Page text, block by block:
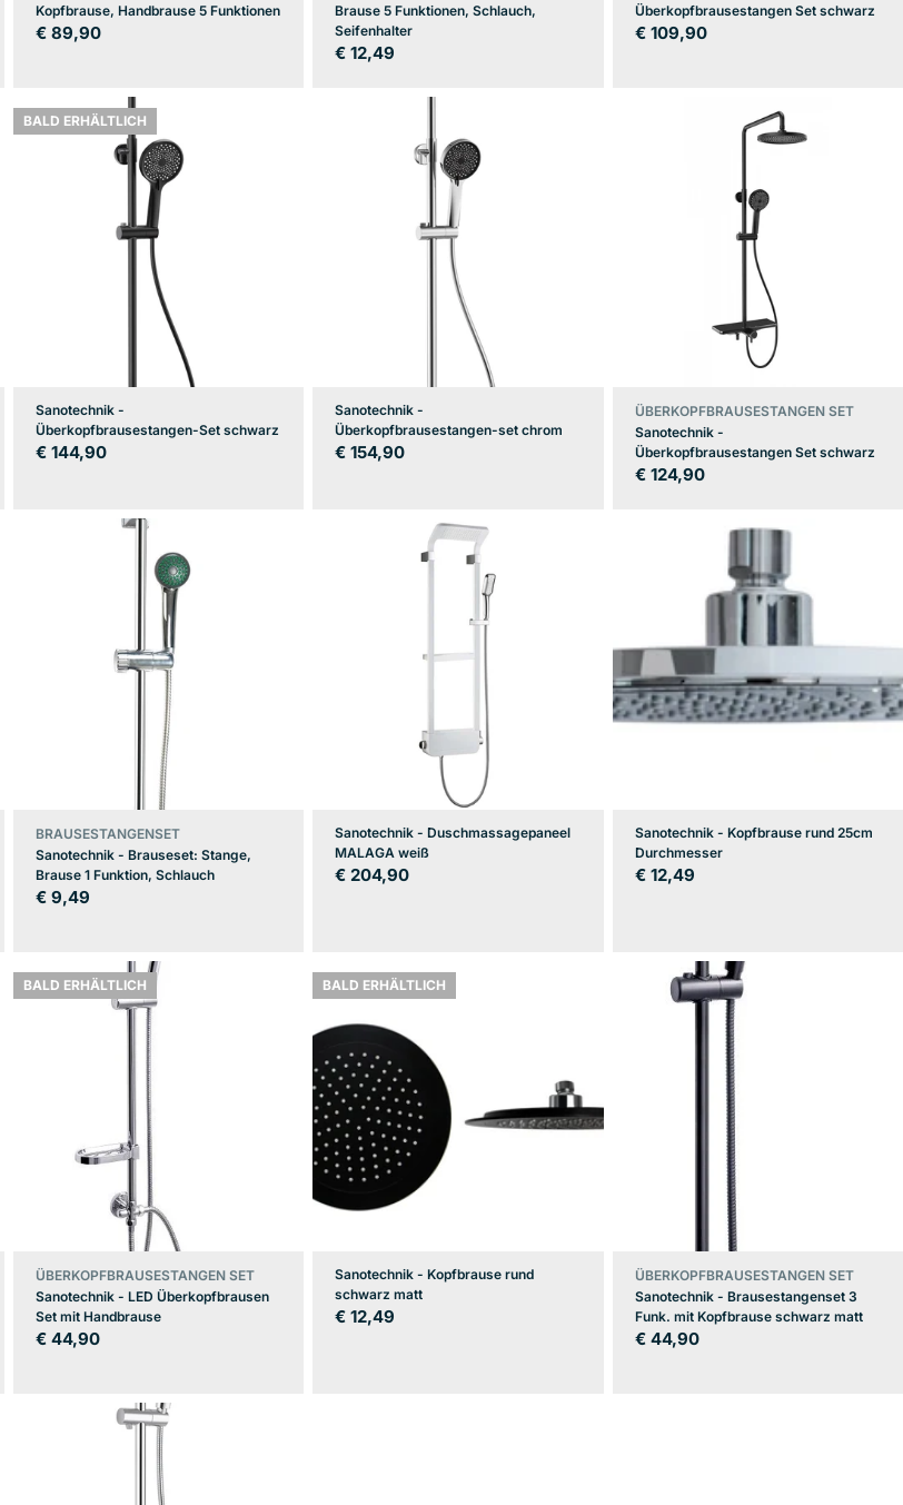
Kopfbrause, Handbrause 5 Funktionen
Regulärer
€ 89,90
Brause 5 Funktionen, Schlauch,
Seifenhalter
Regulärer
€ 12,49
Überkopfbrausestangen Set schwarz
Regulärer
€ 109,90
BALD ERHÄLTLICH
Sanotechnik -
Überkopfbrausestangen-Set schwarz
Regulärer
€ 144,90
Sanotechnik -
Überkopfbrausestangen-set chrom
Regulärer
€ 154,90
ÜBERKOPFBRAUSESTANGEN SET
Sanotechnik -
Überkopfbrausestangen Set schwarz
Regulärer
€ 124,90
BRAUSESTANGENSET
Sanotechnik - Brauseset: Stange,
Brause 1 Funktion, Schlauch
Regulärer
€ 9,49
Sanotechnik - Duschmassagepaneel
MALAGA weiß
Regulärer
€ 204,90
Sanotechnik - Kopfbrause rund 25cm
Durchmesser
Regulärer
€ 12,49
BALD ERHÄLTLICH
ÜBERKOPFBRAUSESTANGEN SET
Sanotechnik - LED Überkopfbrausen
Set mit Handbrause
Regulärer
€ 44,90
BALD ERHÄLTLICH
Sanotechnik - Kopfbrause rund
schwarz matt
Regulärer
€ 12,49
ÜBERKOPFBRAUSESTANGEN SET
Sanotechnik - Brausestangenset 3
Funk. mit Kopfbrause schwarz matt
Regulärer
€ 44,90